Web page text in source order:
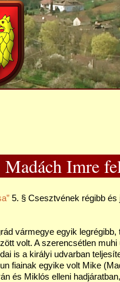
Madách Imre
5. § Csesztvének régibb és
vármegye egyik legrégibb,
volt. A szerencsétlen
is a királyi udvarban
fiainak egyike volt Mike
és Miklós elleni